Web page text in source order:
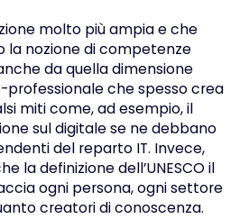
molto più ampia e che
la nozione di competenze
da quella dimensione
che spesso crea
miti come, ad esempio, il
sul digitale se ne debbano
del reparto IT. Invece,
la definizione dell’UNESCO il
ogni persona, ogni settore
creatori di conoscenza.